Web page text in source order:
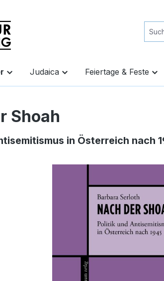
springen
Judaica Feiertage & Feste
Shoah
in Österreich nach